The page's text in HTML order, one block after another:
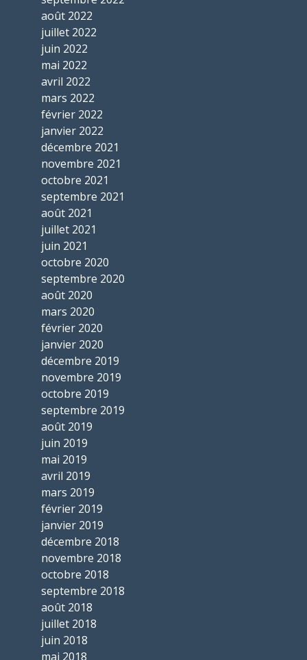
août 2022
juillet 2022
juin 2022
mai 2022
avril 2022
mars 2022
février 2022
janvier 2022
décembre 2021
novembre 2021
octobre 2021
septembre 2021
août 2021
juillet 2021
juin 2021
octobre 2020
septembre 2020
août 2020
mars 2020
février 2020
janvier 2020
décembre 2019
novembre 2019
octobre 2019
septembre 2019
août 2019
juin 2019
mai 2019
avril 2019
mars 2019
février 2019
janvier 2019
décembre 2018
novembre 2018
octobre 2018
septembre 2018
août 2018
juillet 2018
juin 2018
mai 2018